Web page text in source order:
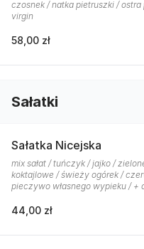
czosnek / natka pietruszki /
virgin
58,00 zł
Sałatki
Sałatka Nicejska
mix sałat / tuńczyk / jajko /
koktajlowe / świeży ogórek /
pieczywo własnego wypieku / +
44,00 zł